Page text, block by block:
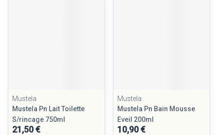
Mustela
Mustela Pn Lait Toilette
S/rincage 750ml
21,50 €
Mustela
Mustela Pn Bain Mousse
Eveil 200ml
10,90 €